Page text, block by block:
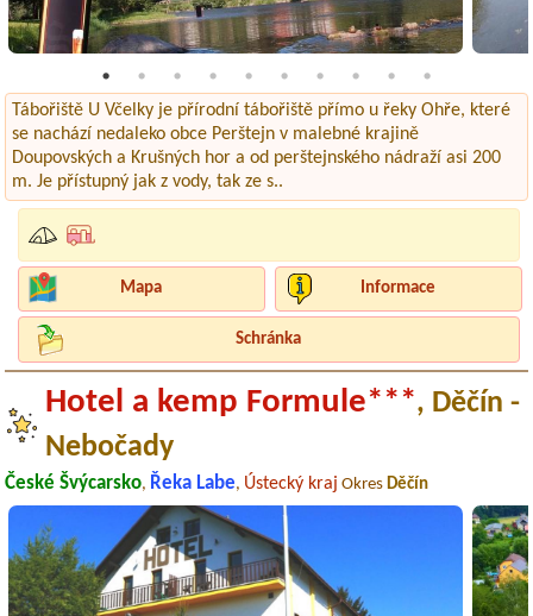
Tábořiště U Včelky je přírodní tábořiště přímo u řeky Ohře, které
se nachází nedaleko obce Perštejn v malebné krajině
Doupovských a Krušných hor a od perštejnského nádraží asi 200
m. Je přístupný jak z vody, tak ze s..
Mapa Informace
Schránka
Hotel a kemp Formule***, Děčín -
Nebočady
České Švýcarsko, Řeka Labe, Ústecký kraj Okres Děčín